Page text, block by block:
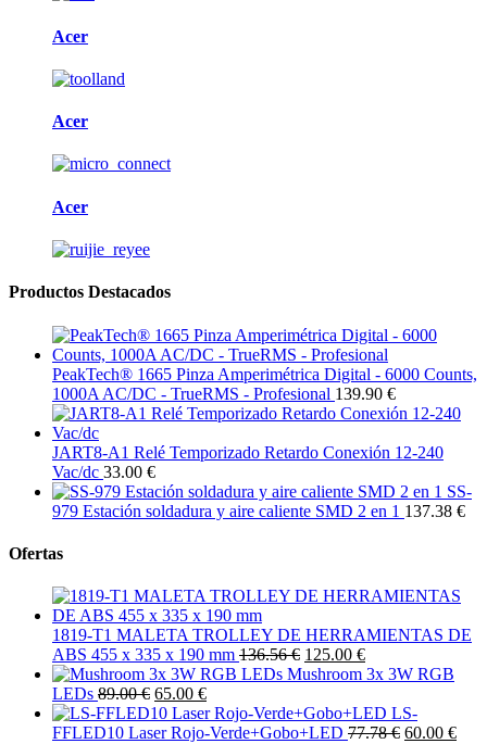
Acer
Acer
Acer
Productos Destacados
PeakTech® 1665 Pinza Amperimétrica Digital - 6000 Counts,
1000A AC/DC - TrueRMS - Profesional 139.90 €
JART8-A1 Relé Temporizado Retardo Conexión 12-240
Vac/dc 33.00 €
SS-
979 Estación soldadura y aire caliente SMD 2 en 1 137.38 €
Ofertas
1819-T1 MALETA TROLLEY DE HERRAMIENTAS DE
ABS 455 x 335 x 190 mm 136.56 € 125.00 €
Mushroom 3x 3W RGB
LEDs 89.00 € 65.00 €
LS-
FFLED10 Laser Rojo-Verde+Gobo+LED 77.78 € 60.00 €